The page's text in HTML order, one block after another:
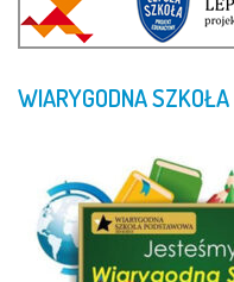
WIARYGODNASZKOŁA